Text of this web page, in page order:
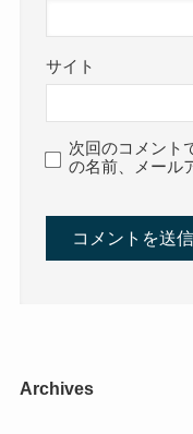
サイト
次回のコメント
の名前、メール
Archives